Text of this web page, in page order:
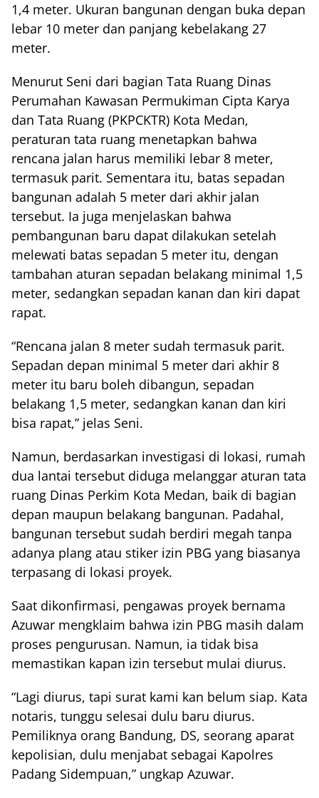
1,4 meter. Ukuran bangunan dengan buka depan
lebar 10 meter dan panjang kebelakang 27
meter.
Menurut Seni dari bagian Tata Ruang Dinas
Perumahan Kawasan Permukiman Cipta Karya
dan Tata Ruang (PKPCKTR) Kota Medan,
peraturan tata ruang menetapkan bahwa
rencana jalan harus memiliki lebar 8 meter,
termasuk parit. Sementara itu, batas sepadan
bangunan adalah 5 meter dari akhir jalan
tersebut. Ia juga menjelaskan bahwa
pembangunan baru dapat dilakukan setelah
melewati batas sepadan 5 meter itu, dengan
tambahan aturan sepadan belakang minimal 1,5
meter, sedangkan sepadan kanan dan kiri dapat
rapat.
“Rencana jalan 8 meter sudah termasuk parit.
Sepadan depan minimal 5 meter dari akhir 8
meter itu baru boleh dibangun, sepadan
belakang 1,5 meter, sedangkan kanan dan kiri
bisa rapat,” jelas Seni.
Namun, berdasarkan investigasi di lokasi, rumah
dua lantai tersebut diduga melanggar aturan tata
ruang Dinas Perkim Kota Medan, baik di bagian
depan maupun belakang bangunan. Padahal,
bangunan tersebut sudah berdiri megah tanpa
adanya plang atau stiker izin PBG yang biasanya
terpasang di lokasi proyek.
Saat dikonfirmasi, pengawas proyek bernama
Azuwar mengklaim bahwa izin PBG masih dalam
proses pengurusan. Namun, ia tidak bisa
memastikan kapan izin tersebut mulai diurus.
“Lagi diurus, tapi surat kami kan belum siap. Kata
notaris, tunggu selesai dulu baru diurus.
Pemiliknya orang Bandung, DS, seorang aparat
kepolisian, dulu menjabat sebagai Kapolres
Padang Sidempuan,” ungkap Azuwar.